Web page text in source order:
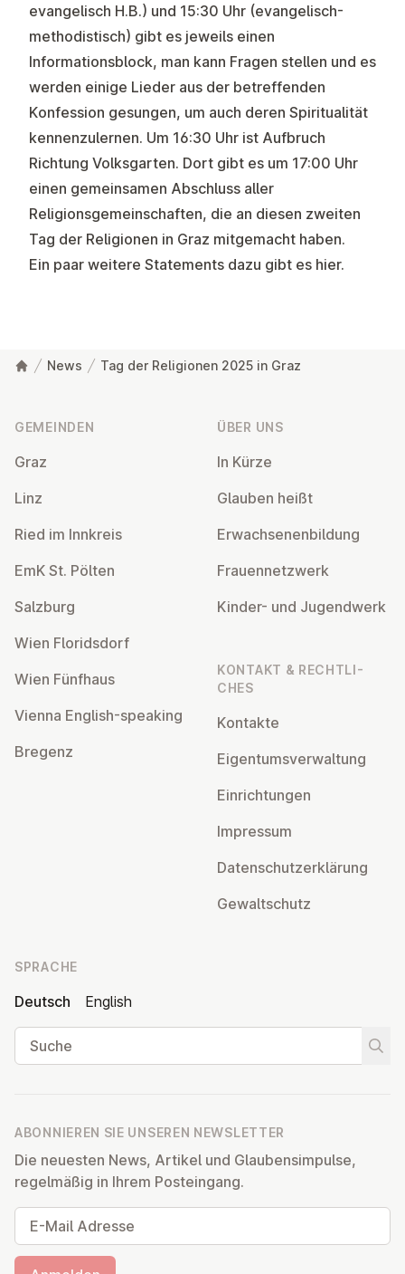
evangelisch H.B.) und 15:30 Uhr (evangelisch-
methodistisch) gibt es jeweils einen
Informationsblock, man kann Fragen stellen und es
werden einige Lieder aus der betreffenden
Konfession gesungen, um auch deren Spiritualität
kennenzulernen. Um 16:30 Uhr ist Aufbruch
Richtung Volksgarten. Dort gibt es um 17:00 Uhr
einen gemeinsamen Abschluss aller
Religionsgemeinschaften, die an diesen zweiten
Tag der Religionen in Graz mitgemacht haben.
Ein paar weitere Statements dazu gibt es hier.
News Tag der Religionen 2025 in Graz
GEMEINDEN
Graz
Linz
Ried im Innkreis
EmK St. Pölten
Salzburg
Wien Flo­rids­dorf
Wien Fünfhaus
Vienna English-speaking
Bregenz
ÜBER UNS
In Kürze
Glauben heißt
Er­wach­se­nen­bil­dung
Frau­en­netz­werk
Kinder- und Ju­gend­werk
KONTAKT & RECHT­LI­
CHES
Kontakte
Ei­gen­tums­ver­wal­tung
Ein­rich­tun­gen
Impressum
Da­ten­schutz­er­klä­rung
Ge­walt­schutz
SPRACHE
Deutsch
English
Suche
ABONNIEREN SIE UNSEREN NEWSLETTER
Die neuesten News, Artikel und Glaubensimpulse,
regelmäßig in Ihrem Posteingang.
E-Mail Adresse